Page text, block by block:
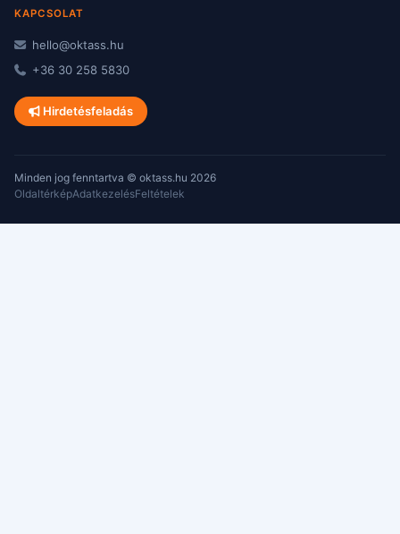
KAPCSOLAT
hello@oktass.hu
+36 30 258 5830
Hirdetésfeladás
Minden jog fenntartva © oktass.hu 2026
OldaltérképAdatkezelésFeltételek